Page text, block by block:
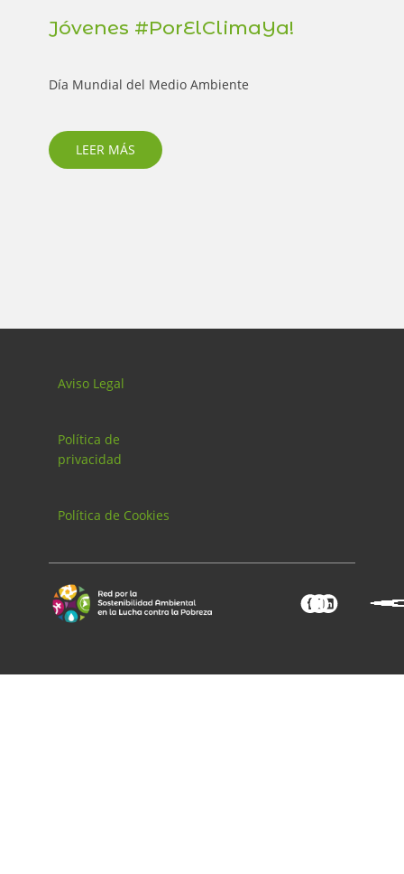
Jóvenes #PorElClimaYa!
Día Mundial del Medio Ambiente
LEER MÁS
Aviso Legal
Política de
privacidad
Política de Cookies